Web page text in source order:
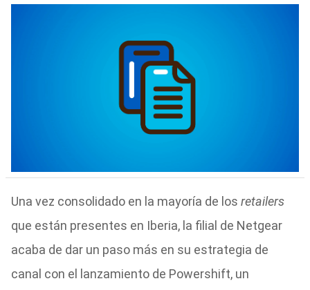
Una vez consolidado en la mayoría de los retailers
que están presentes en Iberia, la filial de Netgear
acaba de dar un paso más en su estrategia de
canal con el lanzamiento de Powershift, un